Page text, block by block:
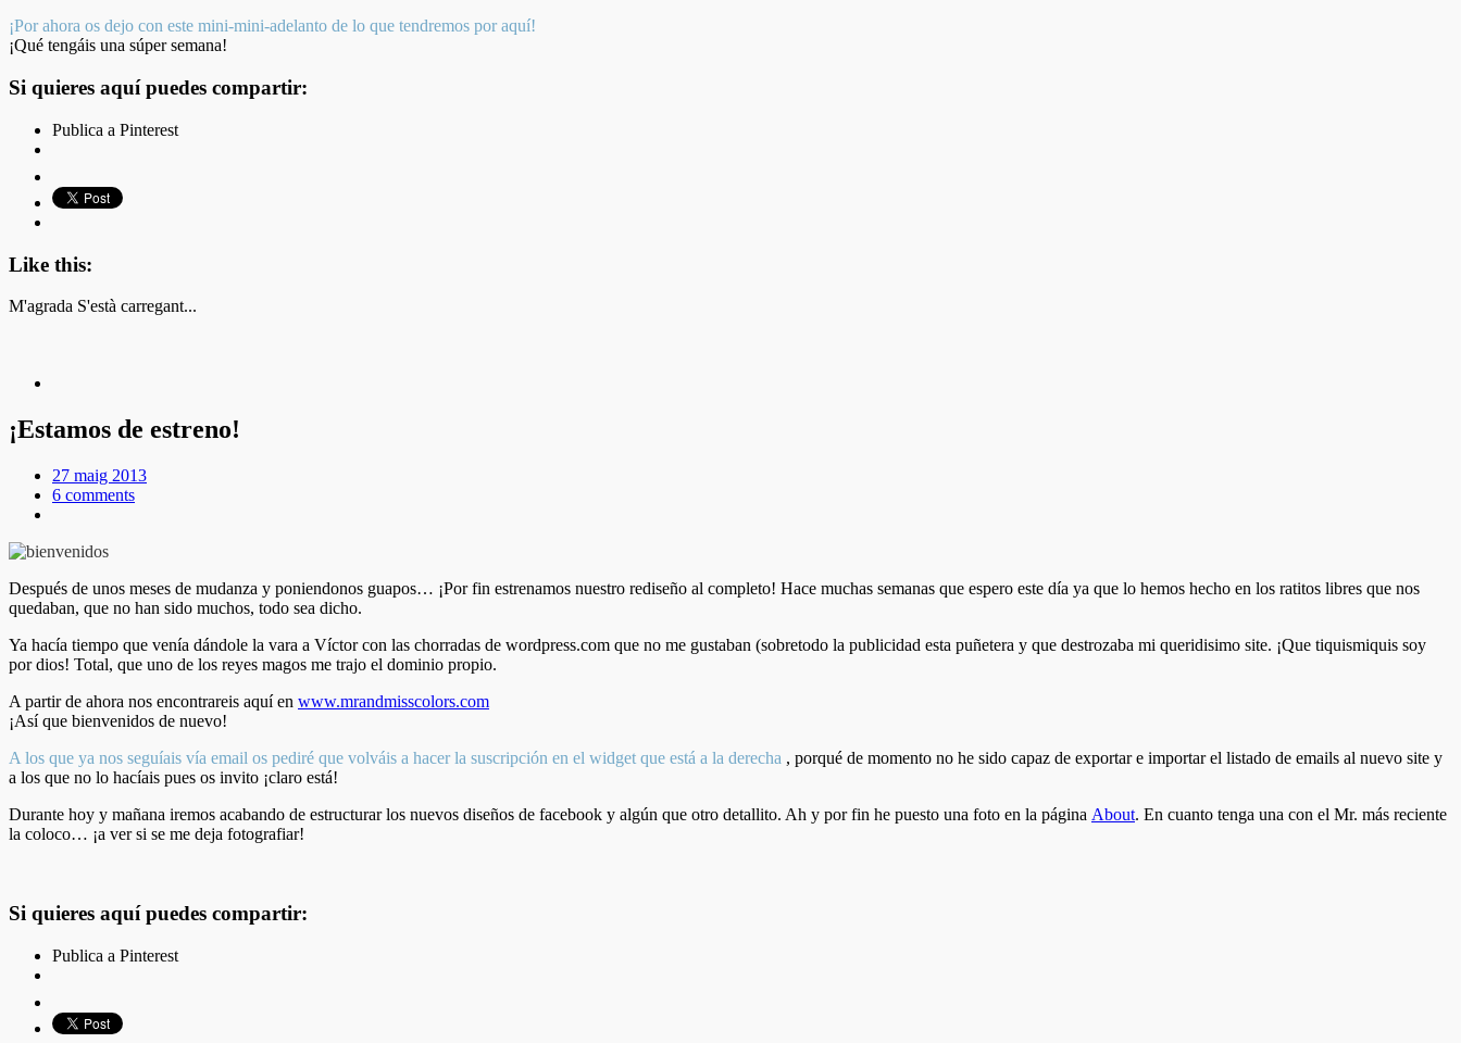
¡Por ahora os dejo con este mini-mini-adelanto de lo que tendremos por aquí!
¡Qué tengáis una súper semana!
Si quieres aquí puedes compartir:
Publica a Pinterest
Like this:
M'agrada S'està carregant...
¡Estamos de estreno!
27 maig 2013
6 comments
Después de unos meses de mudanza y poniendonos guapos… ¡Por fin estrenamos nuestro rediseño al completo! Hace muchas semanas que espero este día ya que lo hemos hecho en los ratitos libres que nos
quedaban, que no han sido muchos, todo sea dicho.
Ya hacía tiempo que venía dándole la vara a Víctor con las chorradas de wordpress.com que no me gustaban (sobretodo la publicidad esta puñetera y que destrozaba mi queridisimo site. ¡Que tiquismiquis soy
por dios! Total, que uno de los reyes magos me trajo el dominio propio.
A partir de ahora nos encontrareis aquí en www.mrandmisscolors.com
¡Así que bienvenidos de nuevo!
A los que ya nos seguíais vía email os pediré que volváis a hacer la suscripción en el widget que está a la derecha , porqué de momento no he sido capaz de exportar e importar el listado de emails al nuevo site y
a los que no lo hacíais pues os invito ¡claro está!
Durante hoy y mañana iremos acabando de estructurar los nuevos diseños de facebook y algún que otro detallito. Ah y por fin he puesto una foto en la página About. En cuanto tenga una con el Mr. más reciente
la coloco… ¡a ver si se me deja fotografiar!
Si quieres aquí puedes compartir:
Publica a Pinterest